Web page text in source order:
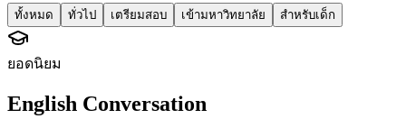
ทั้งหมด ทั่วไป เตรียมสอบ เข้ามหาวิทยาลัย สำหรับเด็ก
ยอดนิยม
English Conversation